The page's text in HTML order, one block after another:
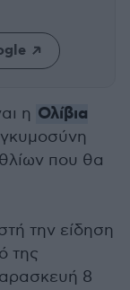
η Ολίβια
που θα
την είδηση
της
8